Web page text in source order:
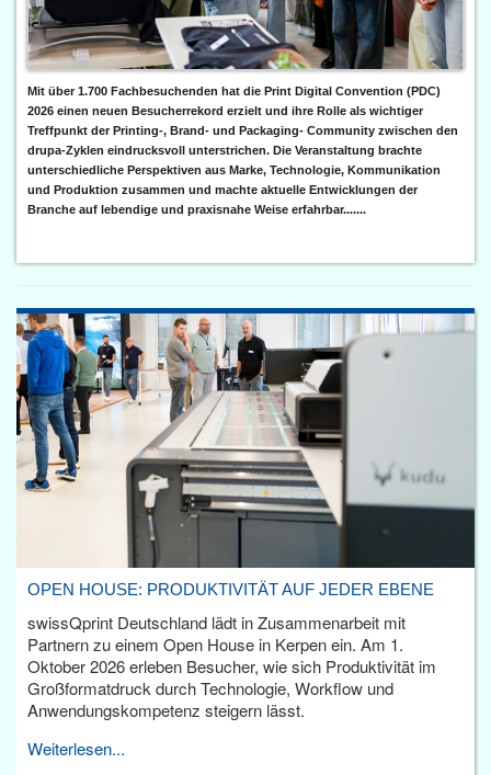
Mit über 1.700 Fachbesuchenden hat die Print Digital Convention (PDC)
2026 einen neuen Besucherrekord erzielt und ihre Rolle als wichtiger
Treffpunkt der Printing-, Brand- und Packaging- Community zwischen den
drupa-Zyklen eindrucksvoll unterstrichen. Die Veranstaltung brachte
unterschiedliche Perspektiven aus Marke, Technologie, Kommunikation
und Produktion zusammen und machte aktuelle Entwicklungen der
Branche auf lebendige und praxisnahe Weise erfahrbar.......
OPEN HOUSE: PRODUKTIVITÄT AUF JEDER EBENE
swissQprint Deutschland lädt in Zusammenarbeit mit
Partnern zu einem Open House in Kerpen ein. Am 1.
Oktober 2026 erleben Besucher, wie sich Produktivität im
Großformatdruck durch Technologie, Workflow und
Anwendungskompetenz steigern lässt.
Weiterlesen...